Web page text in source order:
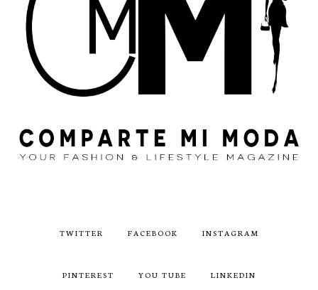
TWITTER FACEBOOK INSTAGRAM
PINTEREST YOU TUBE LINKEDIN